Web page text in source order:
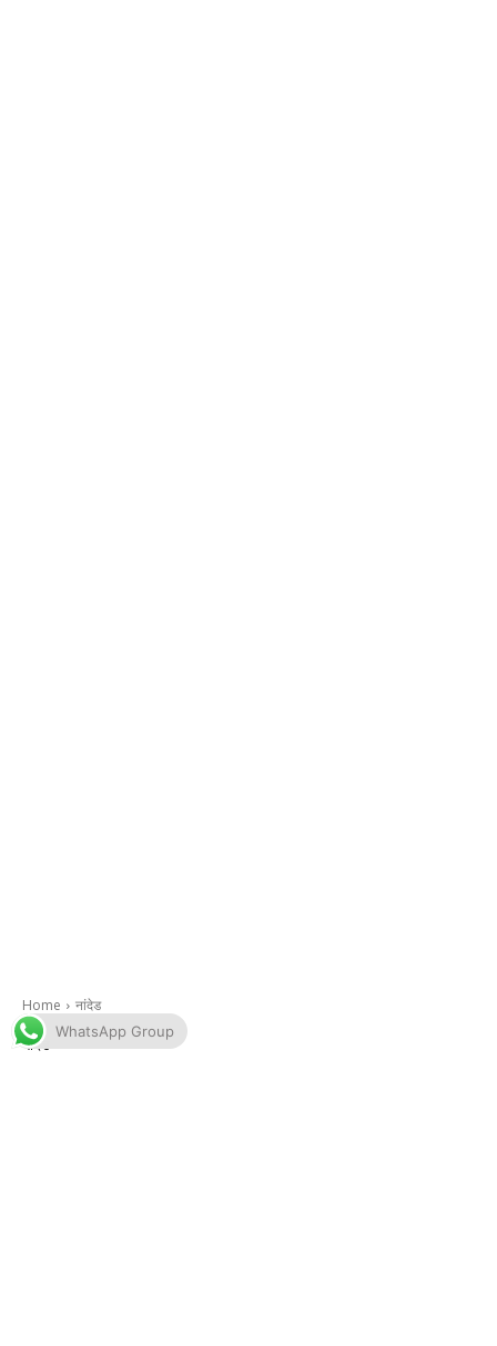
WhatsApp Group